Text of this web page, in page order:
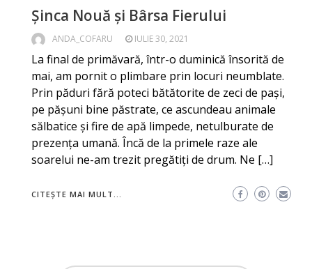
Șinca Nouă și Bârsa Fierului
ANDA_COFARU IULIE 30, 2021
La final de primăvară, într-o duminică însorită de
mai, am pornit o plimbare prin locuri neumblate.
Prin păduri fără poteci bătătorite de zeci de pași,
pe pășuni bine păstrate, ce ascundeau animale
sălbatice și fire de apă limpede, netulburate de
prezența umană. Încă de la primele raze ale
soarelui ne-am trezit pregătiți de drum. Ne […]
CITEȘTE MAI MULT...